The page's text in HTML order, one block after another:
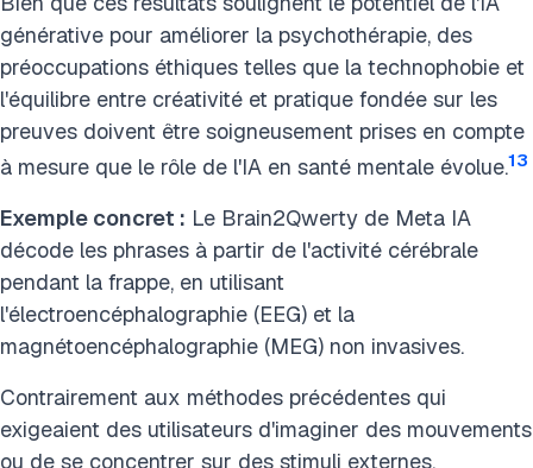
générative pour améliorer la psychothérapie, des
préoccupations éthiques telles que la technophobie et
l'équilibre entre créativité et pratique fondée sur les
preuves doivent être soigneusement prises en compte
à mesure que le rôle de l'IA en santé mentale évolue.13
Exemple concret : Le Brain2Qwerty de Meta IA
décode les phrases à partir de l'activité cérébrale
pendant la frappe, en utilisant
l'électroencéphalographie (EEG) et la
magnétoencéphalographie (MEG) non invasives.
Contrairement aux méthodes précédentes qui
exigeaient des utilisateurs d'imaginer des mouvements
ou de se concentrer sur des stimuli externes,